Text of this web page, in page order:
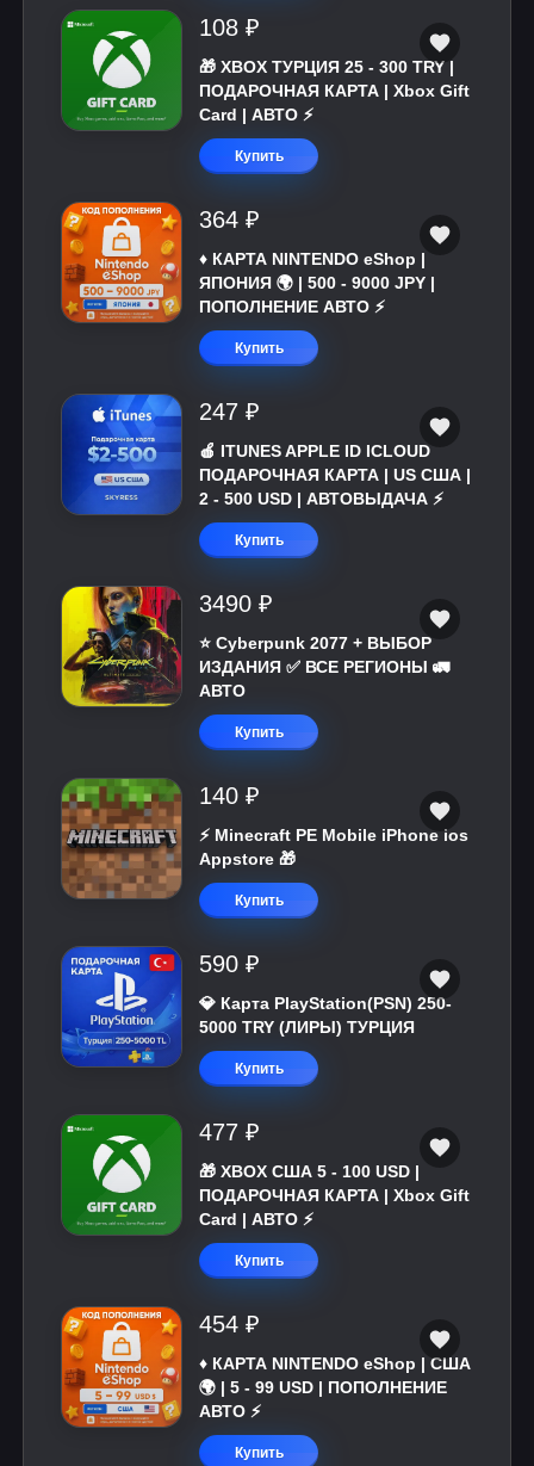
108 ₽
🎁 XBOX ТУРЦИЯ 25 - 300 TRY |
ПОДАРОЧНАЯ КАРТА | Xbox Gift
Card | АВТО ⚡
Купить
364 ₽
♦️ КАРТА NINTENDO eShop |
ЯПОНИЯ 🌍 | 500 - 9000 JPY |
ПОПОЛНЕНИЕ АВТО ⚡
Купить
247 ₽
🍎 ITUNES APPLE ID ICLOUD
ПОДАРОЧНАЯ КАРТА | US США |
2 - 500 USD | АВТОВЫДАЧА ⚡️
Купить
3490 ₽
⭐ Cyberpunk 2077 + ВЫБОР
ИЗДАНИЯ ✅ ВСЕ РЕГИОНЫ 🚛
АВТО
Купить
140 ₽
⚡️ Minecraft PE Mobile iPhone ios
Appstore 🎁
Купить
590 ₽
💎 Карта PlayStation(PSN) 250-
5000 TRY (ЛИРЫ) ТУРЦИЯ
Купить
477 ₽
🎁 XBOX США 5 - 100 USD |
ПОДАРОЧНАЯ КАРТА | Xbox Gift
Card | АВТО ⚡
Купить
454 ₽
♦️ КАРТА NINTENDO eShop | США
🌍 | 5 - 99 USD | ПОПОЛНЕНИЕ
АВТО ⚡
Купить